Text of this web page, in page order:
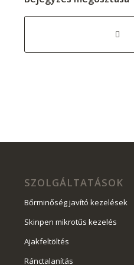
SZOLGÁLTATÁSOK
Bőrminőség javító kezelések
Skinpen mikrotűs kezelés
Ajakfeltöltés
Ránctalanítás